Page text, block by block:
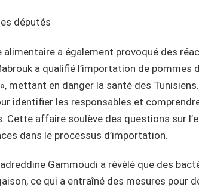
députés
alimentaire a également provoqué des
a qualifié l’importation de
mettant en danger la santé des
identifier les responsables et
Cette affaire soulève des questions sur
dans le processus d’importation.
Gammoudi a révélé que des
ce qui a entraîné des mesures pour